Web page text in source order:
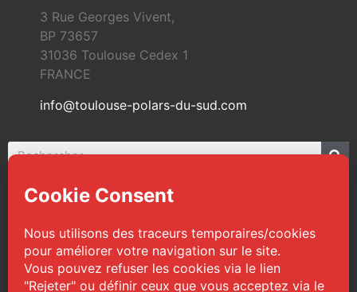
3 Rue Georges Vivent,
BP 73657
31036 Toulouse Cedex 1
FRANCE
info@toulouse-polars-du-sud.com
© 2026 Toulouse Polars du Sud | Tous droits
réservés
Web Design : TPS|Mentions légales